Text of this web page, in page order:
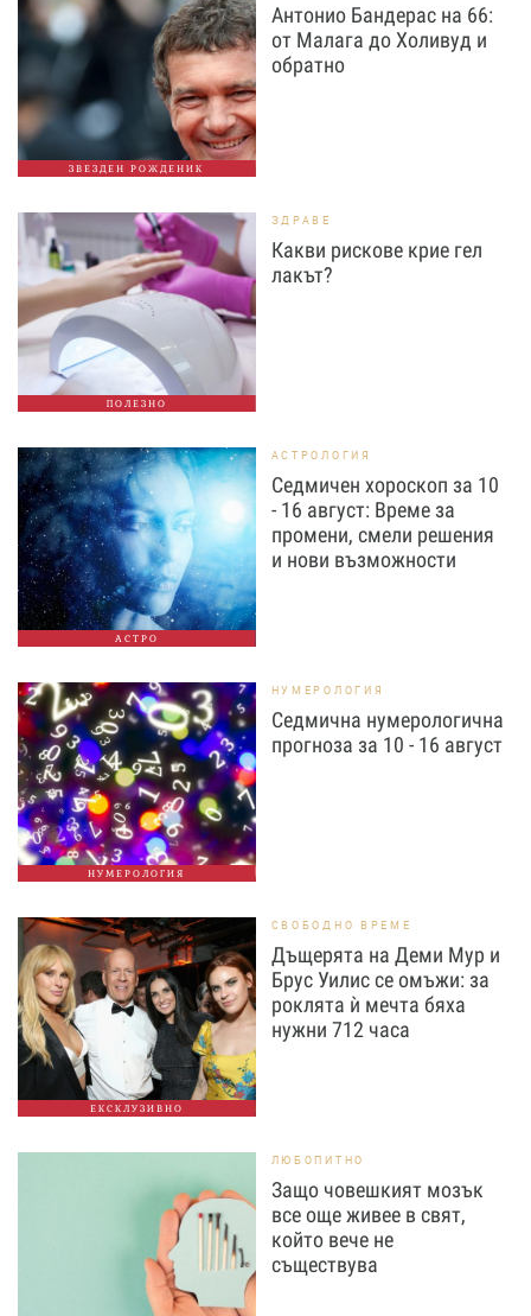
ЗВЕЗДЕН РОЖДЕНИК
Антонио Бандерас на 66:
от Малага до Холивуд и
обратно
ПОЛЕЗНО
ЗДРАВЕ
Какви рискове крие гел
лакът?
АСТРО
АСТРОЛОГИЯ
Седмичен хороскоп за 10
- 16 август: Време за
промени, смели решения
и нови възможности
НУМЕРОЛОГИЯ
НУМЕРОЛОГИЯ
Седмична нумерологична
прогноза за 10 - 16 август
ЕКСКЛУЗИВНО
СВОБОДНО ВРЕМЕ
Дъщерята на Деми Мур и
Брус Уилис се омъжи: за
роклята ѝ мечта бяха
нужни 712 часа
ЛЮБОПИТНО
Защо човешкият мозък
все още живее в свят,
който вече не
съществува